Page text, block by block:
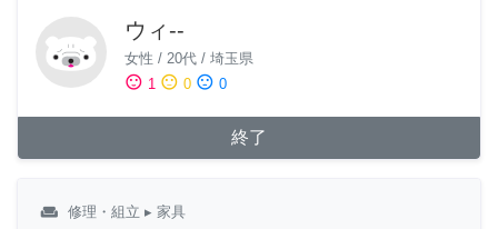
ウィ--
女性 / 20代 / 埼玉県
sentiment_satisfied 1 sentiment_neutral 0 sentiment_dissatisfied 0
終了
weekend 修理・組立 ▸ 家具